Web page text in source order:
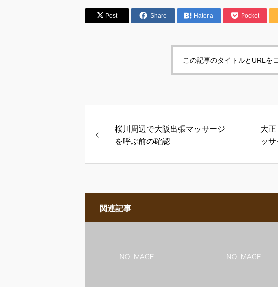
Post Share Hatena Pocket
この記事のタイトルとURLを
桜川周辺で大阪出張マッサージ
を呼ぶ前の確認
大
ッ
関連記事